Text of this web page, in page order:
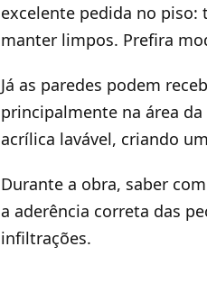
excelente pedida no piso:
manter limpos. Prefira
Já as paredes podem
principalmente na área
acrílica lavável, criando
Durante a obra, saber
a aderência correta das
infiltrações.